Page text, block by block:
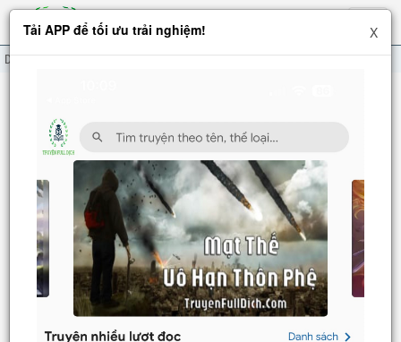
Hiện
menu
Danh sách Review
Review Truyện: Tận Thế, Xung Quanh Đều Là Thây Ma Nữ
Thể loại: Mạt thế, Đô thị, Hậu cung, Sắc hiệp
Link đọc truyện
Review Truyện: Tận Thế, Xung Quanh Đều Là Thây Ma Nữ
Tác Giả: U Uất Đích Xa Thiêu
Thể loại: Mạt thế, Đô thị, Hậu cung, Sắc hiệp
Tình trạng: đã dịch full
https://truyenfulldich.top/tan-the-xung-quanh-deu-la-
Tải APP để tối ưu trải nghiệm! X